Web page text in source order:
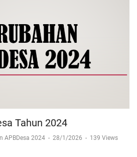
Tahun 2024
APBDesa 2024 - 28/1/2026 - 139 Views